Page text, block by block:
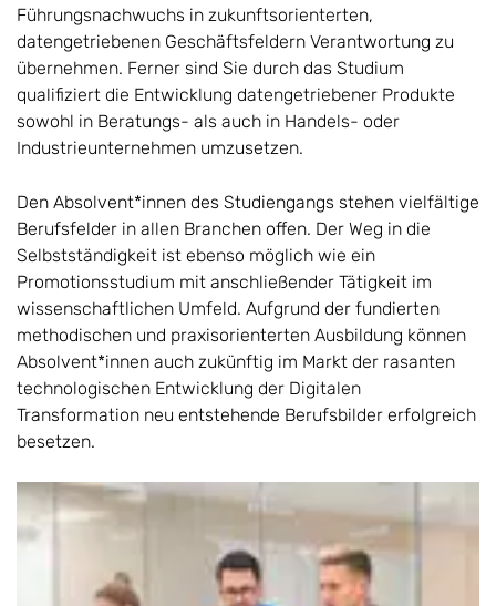
Führungsnachwuchs in zukunftsorienterten,
datengetriebenen Geschäftsfeldern Verantwortung zu
übernehmen. Ferner sind Sie durch das Studium
qualifiziert die Entwicklung datengetriebener Produkte
sowohl in Beratungs- als auch in Handels- oder
Industrieunternehmen umzusetzen.
Den Absolvent*innen des Studiengangs stehen vielfältige
Berufsfelder in allen Branchen offen. Der Weg in die
Selbstständigkeit ist ebenso möglich wie ein
Promotionsstudium mit anschließender Tätigkeit im
wissenschaftlichen Umfeld. Aufgrund der fundierten
methodischen und praxisorienterten Ausbildung können
Absolvent*innen auch zukünftig im Markt der rasanten
technologischen Entwicklung der Digitalen
Transformation neu entstehende Berufsbilder erfolgreich
besetzen.